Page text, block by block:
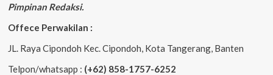
Pimpinan Redaksi.
Offece Perwakilan :
JL. Raya Cipondoh Kec. Cipondoh, Kota Tangerang, Banten
Telpon/whatsapp : (+62) 858-1757-6252